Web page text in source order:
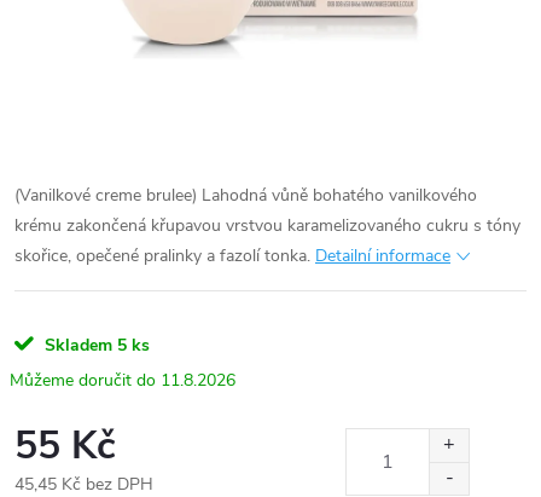
(Vanilkové creme brulee) Lahodná vůně bohatého vanilkového
krému zakončená křupavou vrstvou karamelizovaného cukru s tóny
skořice, opečené pralinky a fazolí tonka. Detailní informace
Skladem 5 ks
11.8.2026
55 Kč
45,45 Kč bez DPH